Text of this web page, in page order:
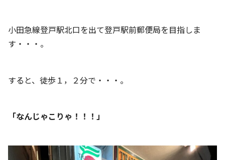
小田急線登戸駅北口を出て登戸駅前郵便局を目指しま
す・・・。
すると、徒歩１，２分で・・・。
「なんじゃこりゃ！！！」